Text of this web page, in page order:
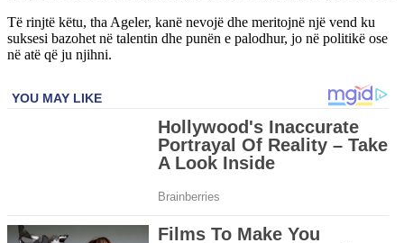
Të rinjtë këtu, tha Ageler, kanë nevojë dhe meritojnë një vend ku
suksesi bazohet në talentin dhe punën e palodhur, jo në politikë ose
në atë që ju njihni.